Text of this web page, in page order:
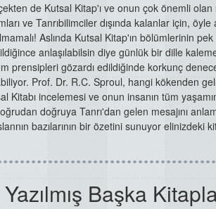
de Kutsal Kitap'ı ve onun çok önemli olan
ve Tanrıbilimciler dışında kalanlar için, öyle
Aslında Kutsal Kitap'ın bölümlerinin
anlaşılabilsin diye günlük bir dille kaleme
prensipleri gözardı edildiğinde korkunç
Prof. Dr. R.C. Sproul, hangi kökenden
Kitabı incelemesi ve onun insanın tüm
doğruya Tanrı'dan gelen mesajını
bazılarının bir özetini sunuyor elinizdeki
Başka